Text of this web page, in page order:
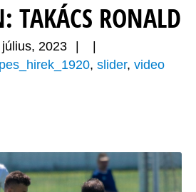
TAKÁCS RONALD
július, 2023
, slider, video